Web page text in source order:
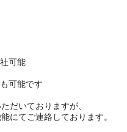
可能
可能です
だいておりますが、
にてご連絡しております。